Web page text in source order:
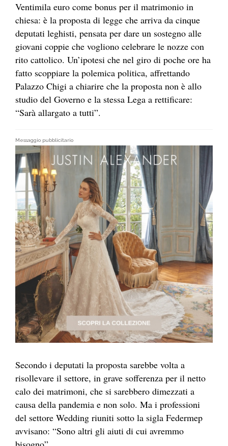
Ventimila euro come bonus per il matrimonio in
chiesa: è la proposta di legge che arriva da cinque
deputati leghisti, pensata per dare un sostegno alle
giovani coppie che vogliono celebrare le nozze con
rito cattolico. Un’ipotesi che nel giro di poche ore ha
fatto scoppiare la polemica politica, affrettando
Palazzo Chigi a chiarire che la proposta non è allo
studio del Governo e la stessa Lega a rettificare:
“Sarà allargato a tutti”.
Messaggio pubblicitario
Secondo i deputati la proposta sarebbe volta a
risollevare il settore, in grave sofferenza per il netto
calo dei matrimoni, che si sarebbero dimezzati a
causa della pandemia e non solo. Ma i professioni
del settore Wedding riuniti sotto la sigla Federmep
avvisano: “Sono altri gli aiuti di cui avremmo